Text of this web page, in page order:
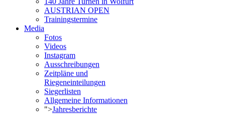
AUSTRIAN OPEN
Trainingstermine
Media
Fotos
Videos
Instagram
Ausschreibungen
Zeitpläne und
Riegeneinteilungen
Siegerlisten
Allgemeine Informationen
">Jahresberichte